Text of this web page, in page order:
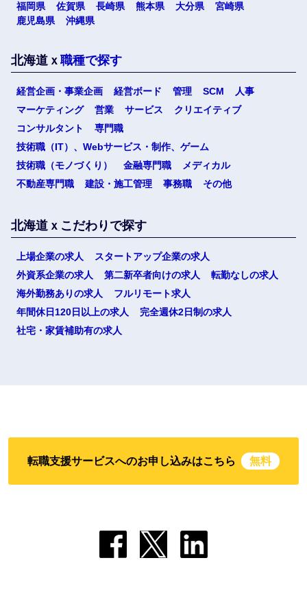
選択する
福岡県
佐賀県 長崎県 熊本県 大分県
宮崎県
鹿児島県
沖縄県
北海道ｘ 職種で探す
経営企画・事業企画 経営ボード 管理 SCM
人事
マーケティング
営業 サービス
クリエイティブ
コンサルタント
専門職
技術職（IT）、Webサービス・制作、ゲーム
技術職（モノづくり）
金融専門職
メディカル
不動産専門職
建設・施工管理 事務職 その他
北海道ｘこだわりで探す
上場企業の求人
スタートアップ企業の求人
外資系企業の求人
第二新卒者向けの求人
転勤なしの求人
海外勤務ありの求人
フルリモート求人
年間休日120日以上の求人
完全週休2日制の求人
社宅・家賃補助有の求人
転職支援サービスへのお申し込みはこちら 無料